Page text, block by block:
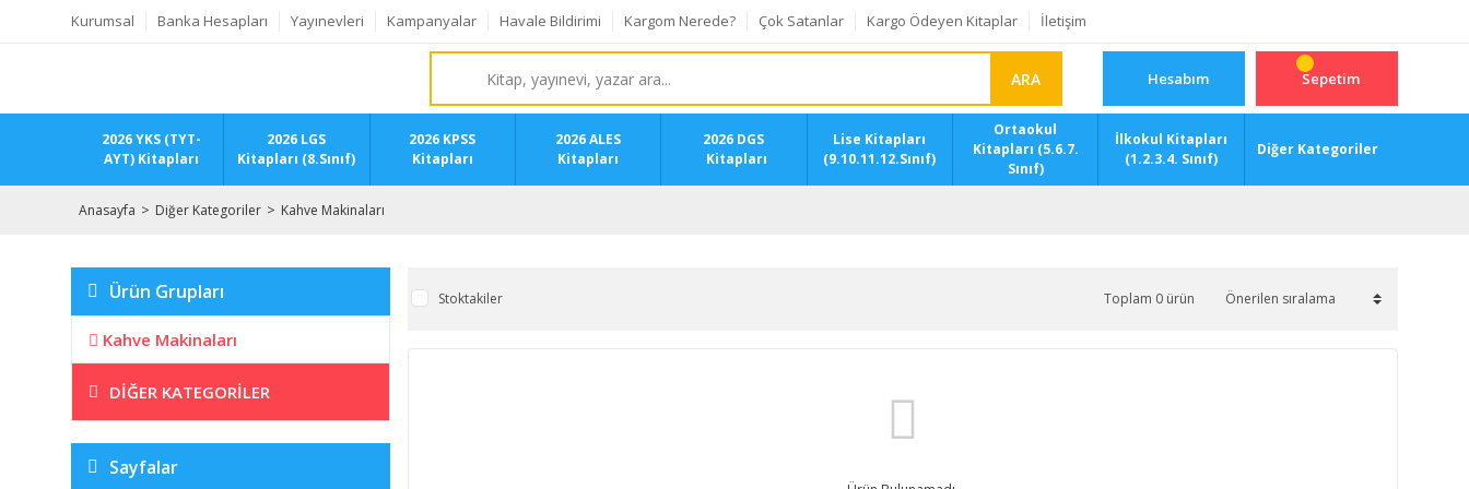
Kurumsal Banka Hesapları Yayınevleri Kampanyalar Havale Bildirimi Kargom Nerede? Çok Satanlar Kargo Ödeyen Kitaplar İletişim
ARA Hesabım Sepetim
2026 YKS (TYT-
AYT) Kitapları
2026 LGS
Kitapları (8.Sınıf)
2026 KPSS
Kitapları
2026 ALES
Kitapları
2026 DGS
Kitapları
Lise Kitapları
(9.10.11.12.Sınıf)
Ortaokul
Kitapları (5.6.7.
Sınıf)
İlkokul Kitapları
(1.2.3.4. Sınıf)
Diğer Kategoriler
Anasayfa Diğer Kategoriler Kahve Makinaları
Ürün Grupları
Kahve Makinaları
DIĞER KATEGORILER
Sayfalar
Stoktakiler Toplam 0 ürün